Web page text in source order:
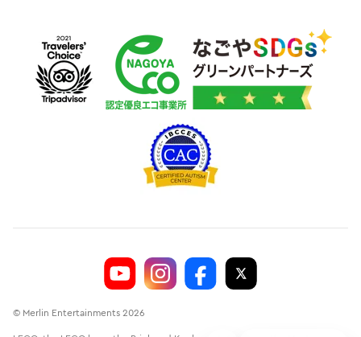
© Merlin Entertainments 2026